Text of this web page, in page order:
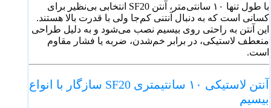
با طول تنها ۱۰ سانتی‌متر، آنتن SF20 انتخابی بی‌نظیر برای
کسانی است که به دنبال آنتنی کم‌جا ولی با قدرت بالا هستند.
این آنتن به راحتی روی بیسیم نصب می‌شود و به دلیل طراحی
منعطف لاستیکی، در برابر خم‌شدن، ضربه یا فشار مقاوم
است.
آنتن لاستیکی ۱۰ سانتیمتری SF20 سازگار با انواع
بیسیم